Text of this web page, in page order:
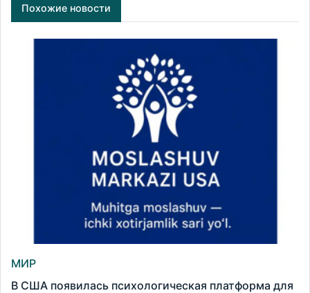
Похожие новости
МИР
В США появилась психологическая платформа для